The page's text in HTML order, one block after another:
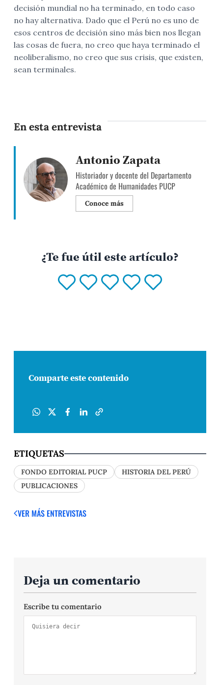
decisión mundial no ha terminado, en todo caso
no hay alternativa. Dado que el Perú no es uno de
esos centros de decisión sino más bien nos llegan
las cosas de fuera, no creo que haya terminado el
neoliberalismo, no creo que sus crisis, que existen,
sean terminales.
En esta entrevista
Antonio Zapata
Historiador y docente del Departamento
Académico de Humanidades PUCP
Conoce más
¿Te fue útil este artículo?
Comparte este contenido
ETIQUETAS
FONDO EDITORIAL PUCP
HISTORIA DEL PERÚ
PUBLICACIONES
VER MÁS ENTREVISTAS
Deja un comentario
Escribe tu comentario